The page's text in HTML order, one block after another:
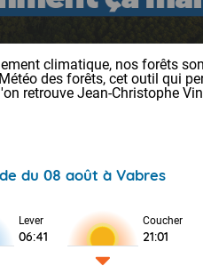
TENDANCE
climatique, nos forêts
des forêts, cet outil qui
retrouve Jean-Christophe
du 08 août à Vabres
Lever
06:41
Coucher
21:01
Voici les
: 34 Lyon :
36 Nice : 32